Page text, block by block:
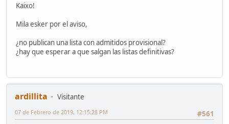
Kaixo!
Mila esker por el aviso,
¿no publican una lista con admitidos provisional?
¿hay que esperar a que salgan las listas definitivas?
ardillita
Visitante
#561
07 de Febrero de 2019, 12:15:28 PM